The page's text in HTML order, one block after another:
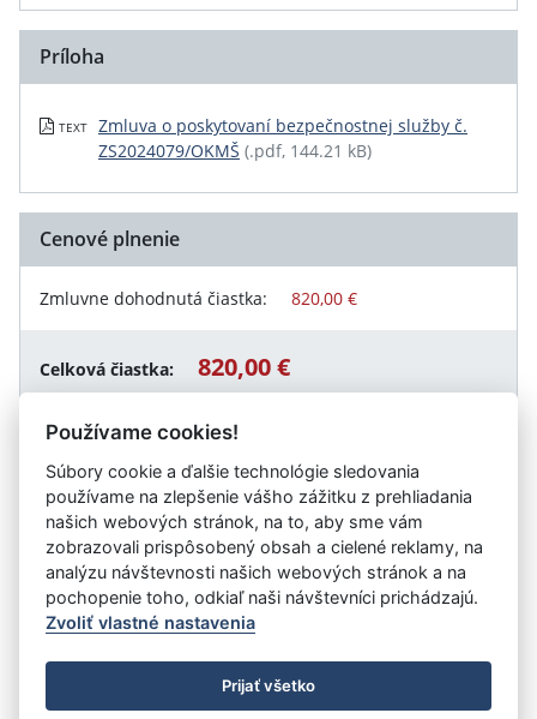
Príloha
TEXT
Zmluva o poskytovaní bezpečnostnej služby č.
ZS2024079/OKMŠ (.pdf, 144.21 kB)
Cenové plnenie
Zmluvne dohodnutá čiastka: 820,00 €
Celková čiastka: 820,00 €
Návrat späť
Vystavil:Mesto Žarnovica
Úrad vlády SR
- Všetky práva vyhradené
Prehlásenie o prístupnosti
Zmluvy do 31.12.2010
Používame cookies!
Súbory cookie a ďalšie technológie sledovania
používame na zlepšenie vášho zážitku z prehliadania
našich webových stránok, na to, aby sme vám
zobrazovali prispôsobený obsah a cielené reklamy, na
analýzu návštevnosti našich webových stránok a na
pochopenie toho, odkiaľ naši návštevníci prichádzajú.
Zvoliť vlastné nastavenia
Prijať všetko